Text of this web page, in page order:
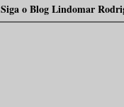
Siga o Blog Lindomar